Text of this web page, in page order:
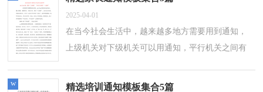
2025-04-01
在当今社会生活中，越来越多地方需要用到通知，
上级机关对下级机关可以用通知，平行机关之间有
面是小编精心整理的家长通知5篇，欢迎大...
精选培训通知模板集合5篇
w